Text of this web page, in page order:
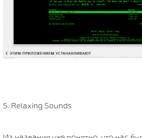
5. Relaxing Sounds